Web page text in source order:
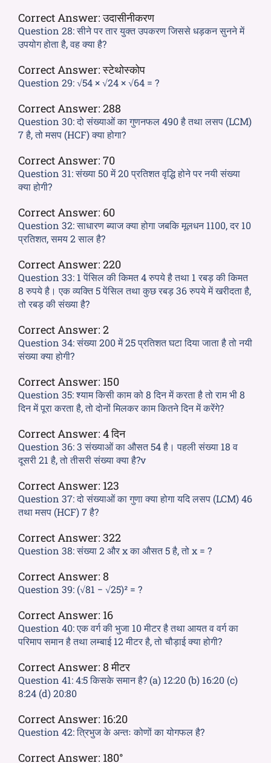
Correct Answer: उदासीनीकरण
Question 28:सीने पर तार युक्त उपकरण जिससे धड़कन सुनने में
उपयोग होता है, वह क्या है?
Correct Answer: स्टेथोस्कोप
Question 29:√54 × √24 × √64 = ?
Correct Answer: 288
Question 30:दो संख्याओं का गुणनफल 490 है तथा लसप (LCM)
7 है, तो मसप (HCF) क्या होगा?
Correct Answer: 70
Question 31:संख्या 50 में 20 प्रतिशत वृद्धि होने पर नयी संख्या
क्या होगी?
Correct Answer: 60
Question 32:साधारण ब्याज क्या होगा जबकि मूलधन 1100, दर 10
प्रतिशत, समय 2 साल है?
Correct Answer: 220
Question 33: 1 पेंसिल की किमत 4 रुपये है तथा 1 रबड़ की किमत
8 रुपये है। एक व्यक्ति 5 पेंसिल तथा कुछ रबड़ 36 रुपये में खरीदता है,
तो रबड़ की संख्या है?
Correct Answer: 2
Question 34:संख्या 200 में 25 प्रतिशत घटा दिया जाता है तो नयी
संख्या क्या होगी?
Correct Answer: 150
Question 35:श्याम किसी काम को 8 दिन में करता है तो राम भी 8
दिन में पूरा करता है, तो दोनों मिलकर काम कितने दिन में करेंगे?
Correct Answer: 4 दिन
Question 36:3 संख्याओं का औसत 54 है। पहली संख्या 18 व
दूसरी 21 है, तो तीसरी संख्या क्या है?v
Correct Answer: 123
Question 37:दो संख्याओं का गुणा क्या होगा यदि लसप (LCM) 46
तथा मसप (HCF) 7 है?
Correct Answer: 322
Question 38:संख्या 2 और x का औसत 5 है, तो x = ?
Correct Answer: 8
Question 39: (√81 − √25)² = ?
Correct Answer: 16
Question 40:एक वर्ग की भुजा 10 मीटर है तथा आयत व वर्ग का
परिमाप समान है तथा लम्बाई 12 मीटर है, तो चौड़ाई क्या होगी?
Correct Answer: 8 मीटर
Question 41:4:5 किसके समान है? (a) 12:20 (b) 16:20 (c)
8:24 (d) 20:80
Correct Answer: 16:20
Question 42:त्रिभुज के अन्तः कोणों का योगफल है?
Correct Answer: 180°